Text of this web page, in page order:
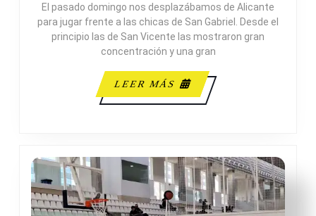
63
El pasado domingo nos desplazábamos de Alicante
para jugar frente a las chicas de San Gabriel. Desde el
principio las de San Vicente las mostraron gran
concentración y una gran
LEER MÁS
LEER
MÁS